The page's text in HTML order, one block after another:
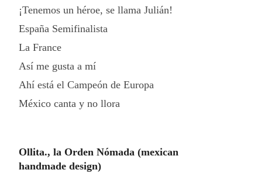
¡Tenemos un héroe, se llama Julián!
España Semifinalista
La France
Así me gusta a mí
Ahí está el Campeón de Europa
México canta y no llora
Ollita., la Orden Nómada (mexican
handmade design)